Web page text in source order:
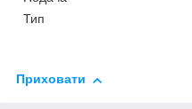
Тип
Приховати